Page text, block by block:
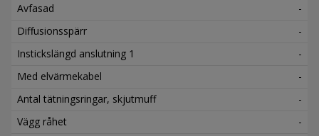
Avfasad
-
Diffusionsspärr
-
Instickslängd anslutning 1
-
Med elvärmekabel
-
Antal tätningsringar, skjutmuff
-
Vägg råhet
-